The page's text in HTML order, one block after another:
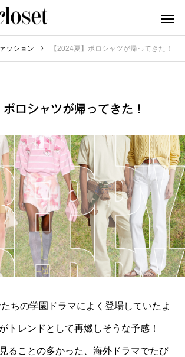
ッション 【2024夏】ポロシャツが帰ってきた！
ロシャツが帰ってきた！
ちの学園ドラマによく登場していたよ
トレンドとして再燃しそうな予感！
ることの多かった、海外ドラマでたび